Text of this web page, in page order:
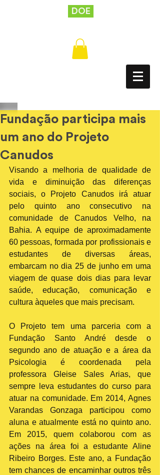
DOE
Fundação participa mais
um ano do Projeto
Canudos
Visando a melhoria de qualidade de
vida e diminuição das diferenças
sociais, o Projeto Canudos irá atuar
pelo quinto ano consecutivo na
comunidade de Canudos Velho, na
Bahia. A equipe de aproximadamente
60 pessoas, formada por profissionais e
estudantes de diversas áreas,
embarcam no dia 25 de junho em uma
viagem de quase dois dias para levar
saúde, educação, comunicação e
cultura àqueles que mais precisam.
O Projeto tem uma parceria com a
Fundação Santo André desde o
segundo ano de atuação e a área da
Psicologia é coordenada pela
professora Gleise Sales Arias, que
sempre leva estudantes do curso para
atuar na comunidade. Em 2014, Agnes
Varandas Gonzaga participou como
aluna e atualmente está no quinto ano.
Em 2015, quem colaborou com as
ações na área foi a estudante Aline
Ribeiro Borges. Este ano, a Fundação
tem chances de encaminhar outros três